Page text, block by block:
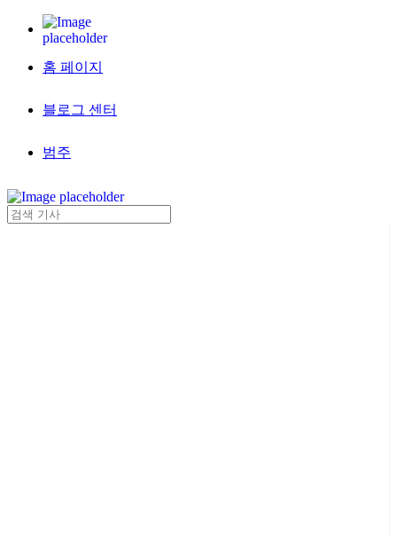
홈 페이지
블로그 센터
범주